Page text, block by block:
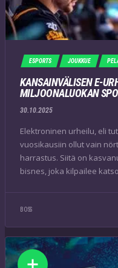
ESPORTS JOUKKUE
KANSAINVÄLISEN E-
MILJOONALUOKAN
30.10.2025
Elektroninen urheilu, eli
vuosikausiin ollut vain
harrastus. Siitä on
bisnes, joka kilpailee
BOSS